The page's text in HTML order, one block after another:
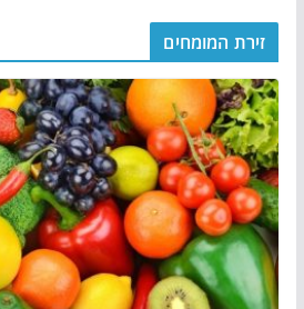
זירת המומחים